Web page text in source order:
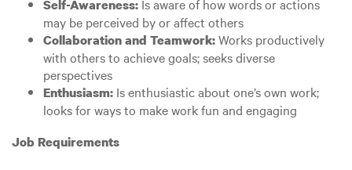
Self-Awareness: Is aware of how words or actions
may be perceived by or affect others
Collaboration and Teamwork:Works productively
with others to achieve goals; seeks diverse
perspectives
Enthusiasm: Is enthusiastic about one’s own work;
looks for ways to make work fun and engaging
Job Requirements